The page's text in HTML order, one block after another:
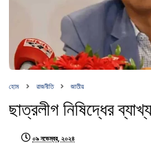
হোম রাজনীতি জাতীয়
ছাত্রলীগ নিষিদ্ধের
০৯ নভেম্বর, ২০২৪